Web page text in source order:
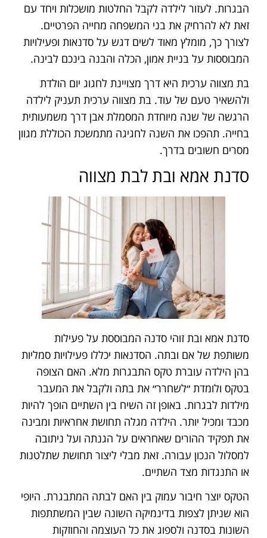
הבגרות. לעזור לילדה לקבל החלטות מושכלות ויחד עם
זאת לא להרחיק את בני המשפחה מחייה הפרטיים.
לצורך כך, מומלץ מאוד לשים דגש על סדנאות ופעילויות
המבוססות על בניית אמון, הכלה והבנה בינכם לבינה.
בת מצווה ערכית היא דרך מצויינת לחגוג יום הולדת
ולהשאיר טעם של עוד. בת מצווה ערכית תעניק לילדה
הרגשה של שנה מיוחדת המסמלת אבן דרך משמעותית
בחייה. תהפכו את השנה לחגיגה מתמשכת הכוללת מגוון
מסרים חשובים בדרך.
סדנת אמא ובת לבת מצווה
סדנת אמא ובת זוהי סדנה המבוססת על פעילות
משותפת של אם ובתה. הסדנאות יכללו פעילויות סמליות
בהן הילדה עוברת טקס התבגרות מלא. האם הצופה
בטקס ולומדת ״לשחרר״ את בתה ולקבל את המעבר
מילדות לבגרות. באופן זה השיח בין השתיים הופך להיות
מכבד ומכיל יותר. הילדה מגלה תחושת אחראיות ומבינה
את תפקיד ההורים שאחראים על הגנתה ועל ניתובה
למסלול הנכון עבורה. זאת מבלי ליצור תחושת שתלטנות
או התנגדות מצד השתיים.
הטקס יוצר חיבור עמוק בין האם לבתה המתבגרת. היופי
הוא שניתן לצפות בדינמיקה השונה שבין המשתתפות
השונות בסדנה ולספוג את כל העוצמה והחוזקות